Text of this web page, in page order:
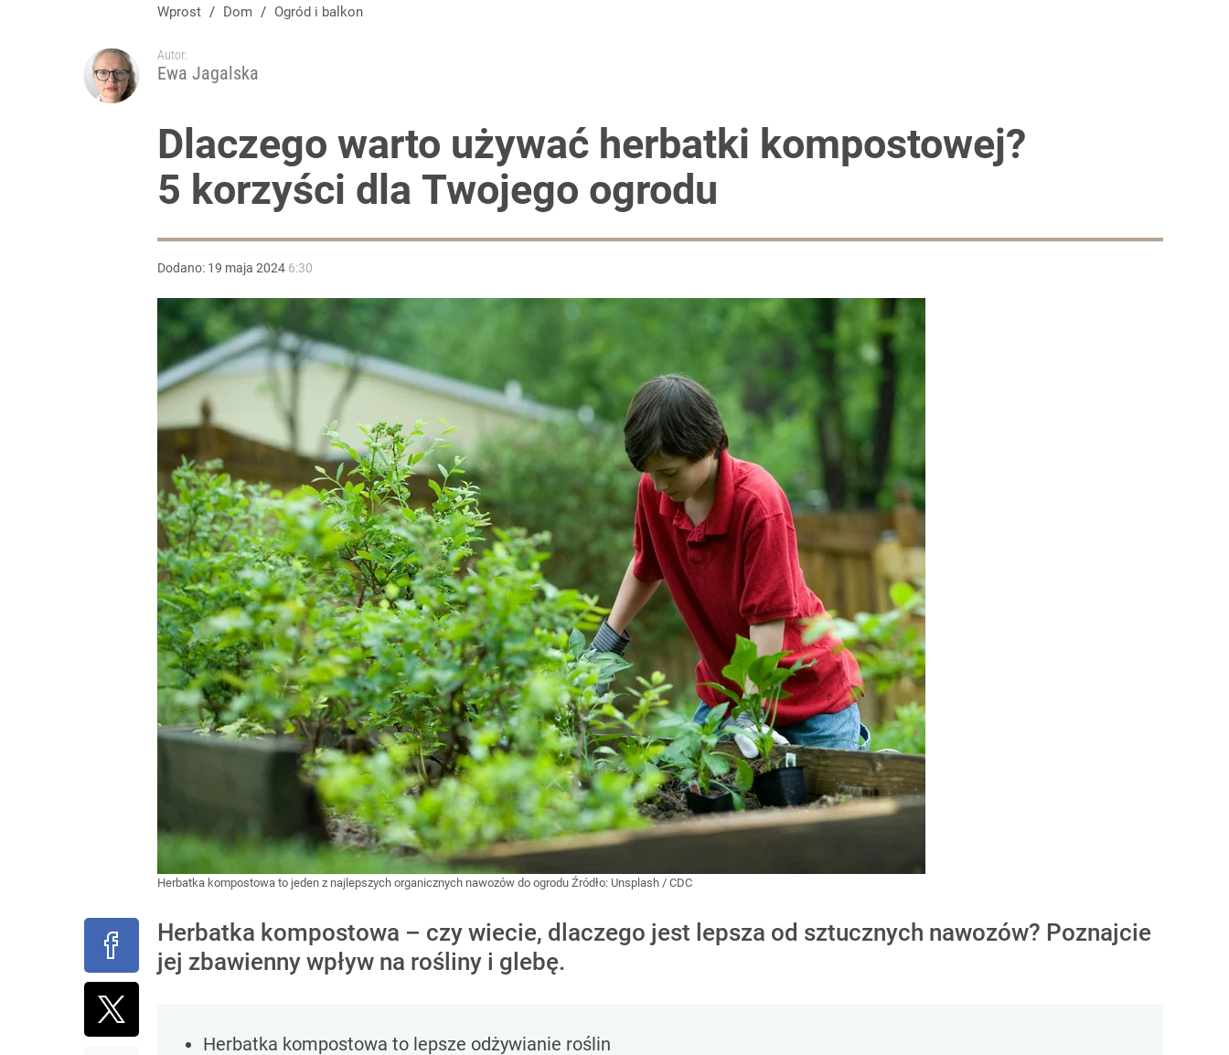
Vistula x LOT: Elegancja w podróży. Premiera wspólnej kolekcji kapsułowej
dodaj
Gen. Pawlikowski: Przywiozłem cenną lekcję z Danii. Tego potrzebuje dziś cała Europa
Wprost / Dom / Ogród i balkon
Autor:
Ewa Jagalska
Dlaczego warto używać herbatki kompostowej?
5 korzyści dla Twojego ogrodu
Dodano: 19 maja 2024 6:30
Herbatka kompostowa to jeden z najlepszych organicznych nawozów do ogrodu Źródło: Unsplash / CDC
Herbatka kompostowa – czy wiecie, dlaczego jest lepsza od sztucznych nawozów? Poznajcie
jej zbawienny wpływ na rośliny i glebę.
Herbatka kompostowa to lepsze odżywianie roślin